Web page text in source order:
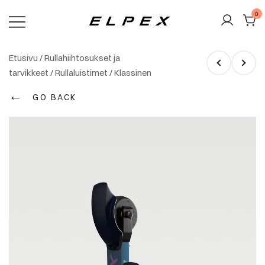
0
Etusivu /Rullahiihtosukset ja
tarvikkeet /Rullaluistimet /Klassinen
← GO BACK